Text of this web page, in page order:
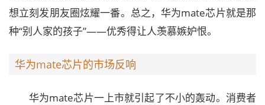
想立刻发朋友圈炫耀一番。总之，华为mate芯片就是那
种“别人家的孩子”——优秀得让人羡慕嫉妒恨。
华为mate芯片的市场反响
华为mate芯片一上市就引起了不小的轰动。消费者